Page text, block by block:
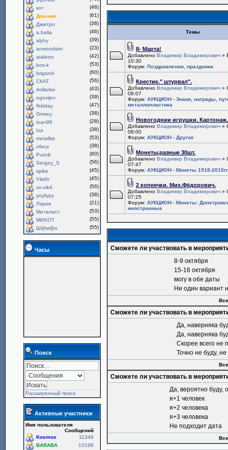
кот
(48)
Дон-ник
(61)
Дмитро
(38)
a.balla
(46)
alyhy
(39)
anwoodsim
(23)
ataleon
(42)
bos-k
(53)
brigand
(60)
СКАТ
(56)
dollariso
(43)
egoxijev
(39)
firstday
(47)
Grrrrey
(38)
ioan98
(28)
Iza
(38)
metallist
(53)
ofece
(38)
Putnik
(60)
Sergey_S
(56)
spike
(45)
Vikt0r
(45)
vo-vik4
(56)
ynyfypy
(38)
Ларик
(21)
Металист
(53)
МИХОТ
(55)
Ш@м@н
(55)
Часы
Поиск
Расширенный поиск
Активные участники
Имя пользователя
Сообщений
Kosmos
11349
BARABA
10198
Темы
8- Марта!
ДобавленоВладимир Владимирович »
10:30
Форум:Поздравления, праздники
Крестик." штурвал".
ДобавленоВладимир Владимирович »
08:07
Форум:АУКЦИОН - Знаки, награды,
металлопластика
Новогоднии игрушки. Картонаж.
ДобавленоВладимир Владимирович »
08:00
Форум:АУКЦИОН - Другое
Монеты,разные 30шт.
ДобавленоВладимир Владимирович »
07:47
Форум:АУКЦИОН - Монеты 1918-
2 копеечки. Мих.Фёдорович.
ДобавленоВладимир Владимирович »
07:25
Форум:АУКЦИОН - Монеты:
иностранные
Сможете ли участвовать в
8-9 октября
15-16 октября
могу в обе даты
Ни один вариант
Сможете ли участвовать в
Да, наверняка
Да, наверняка
Скорее всего не
Точно не буду,
Сможете ли участвовать в
Да, вероятно буду,
я+1 человек
я+2 человека
я+3 человека
Не подходит дата